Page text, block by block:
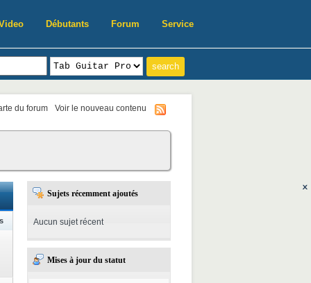
Débutants Forum Service
du forum Voir le nouveau contenu
Sujets récemment ajoutés
Aucun sujet récent
Mises à jour du statut